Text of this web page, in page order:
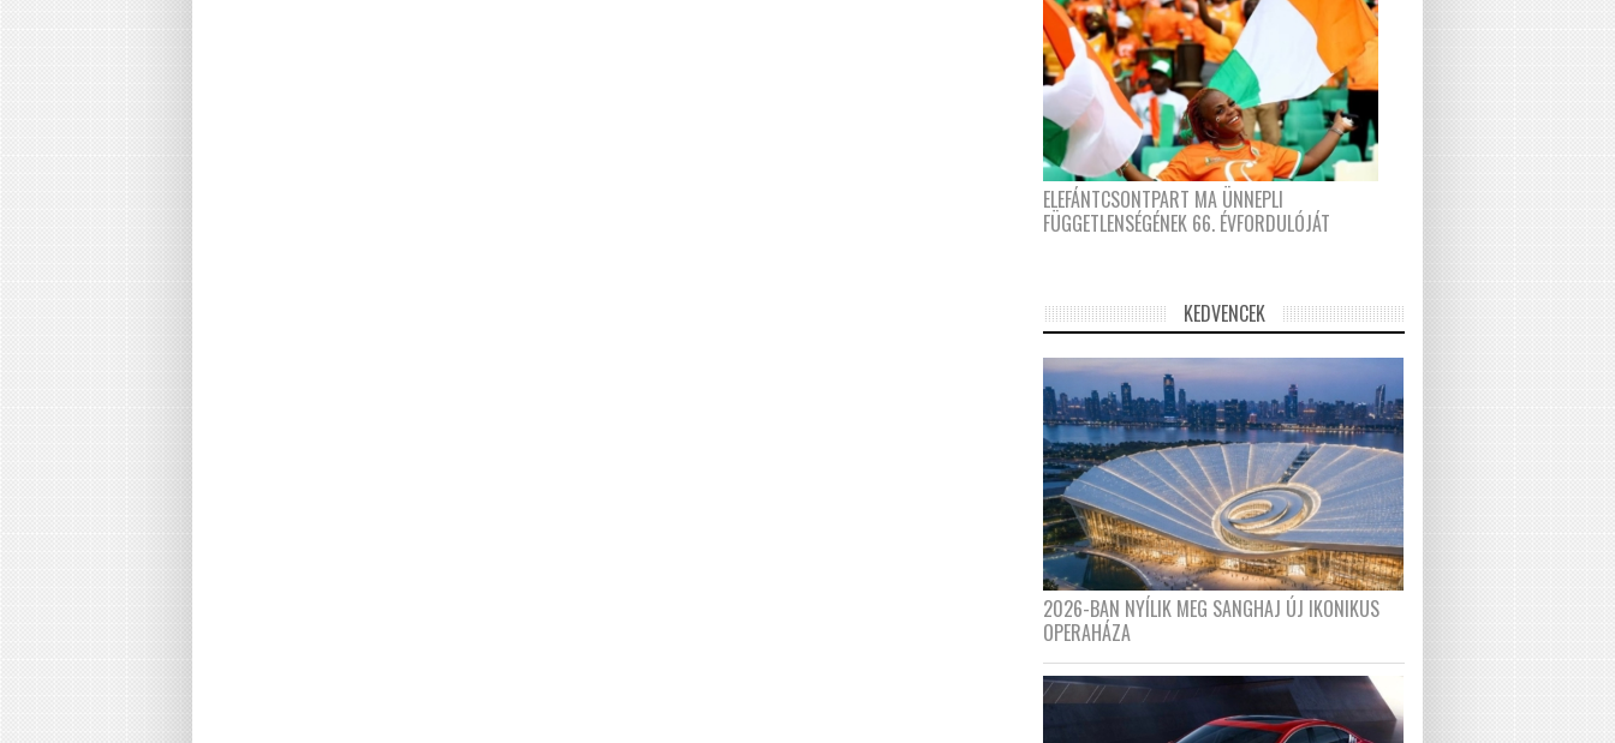
ELEFÁNTCSONTPART MA ÜNNEPLI
FÜGGETLENSÉGÉNEK 66. ÉVFORDULÓJÁT
KEDVENCEK
2026-BAN NYÍLIK MEG SANGHAJ ÚJ IKONIKUS
OPERAHÁZA